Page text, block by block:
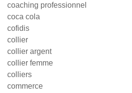
coaching professionnel
coca cola
cofidis
collier
collier argent
collier femme
colliers
commerce